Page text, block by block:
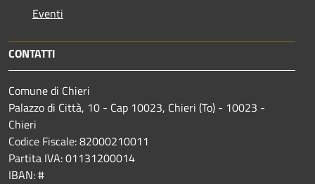
Eventi
CONTATTI
Comune di Chieri
Palazzo di Città, 10 - Cap 10023, Chieri (To) - 10023 -
Chieri
Codice Fiscale: 82000210011
Partita IVA: 01131200014
IBAN: #